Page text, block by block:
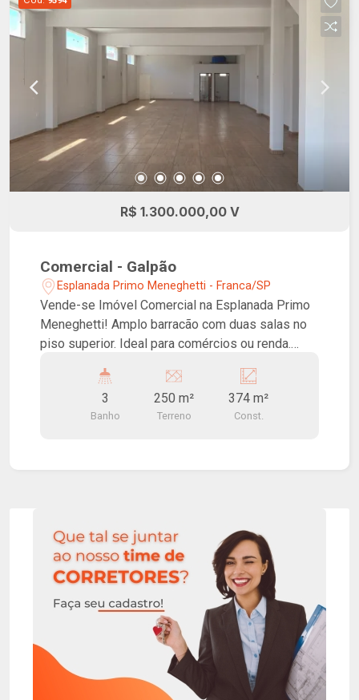
R$ 1.300.000,00 V
Comercial - Galpão
Esplanada Primo Meneghetti - Franca/SP
Vende-se Imóvel Comercial na Esplanada Primo
Meneghetti! Amplo barracão com duas salas no
piso superior. Ideal para comércios ou renda.
3
Banho
250 m²
Terreno
374 m²
Const.